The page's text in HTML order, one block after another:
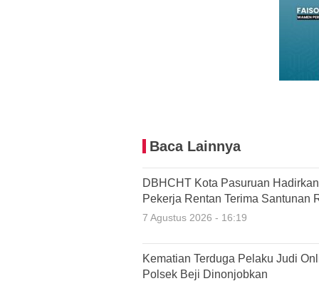
Baca Lainnya
DBHCHT Kota Pasuruan
Pekerja Rentan Terima Santunan
7 Agustus 2026 - 16:19
Kematian Terduga Pelaku Judi
Polsek Beji Dinonjobkan